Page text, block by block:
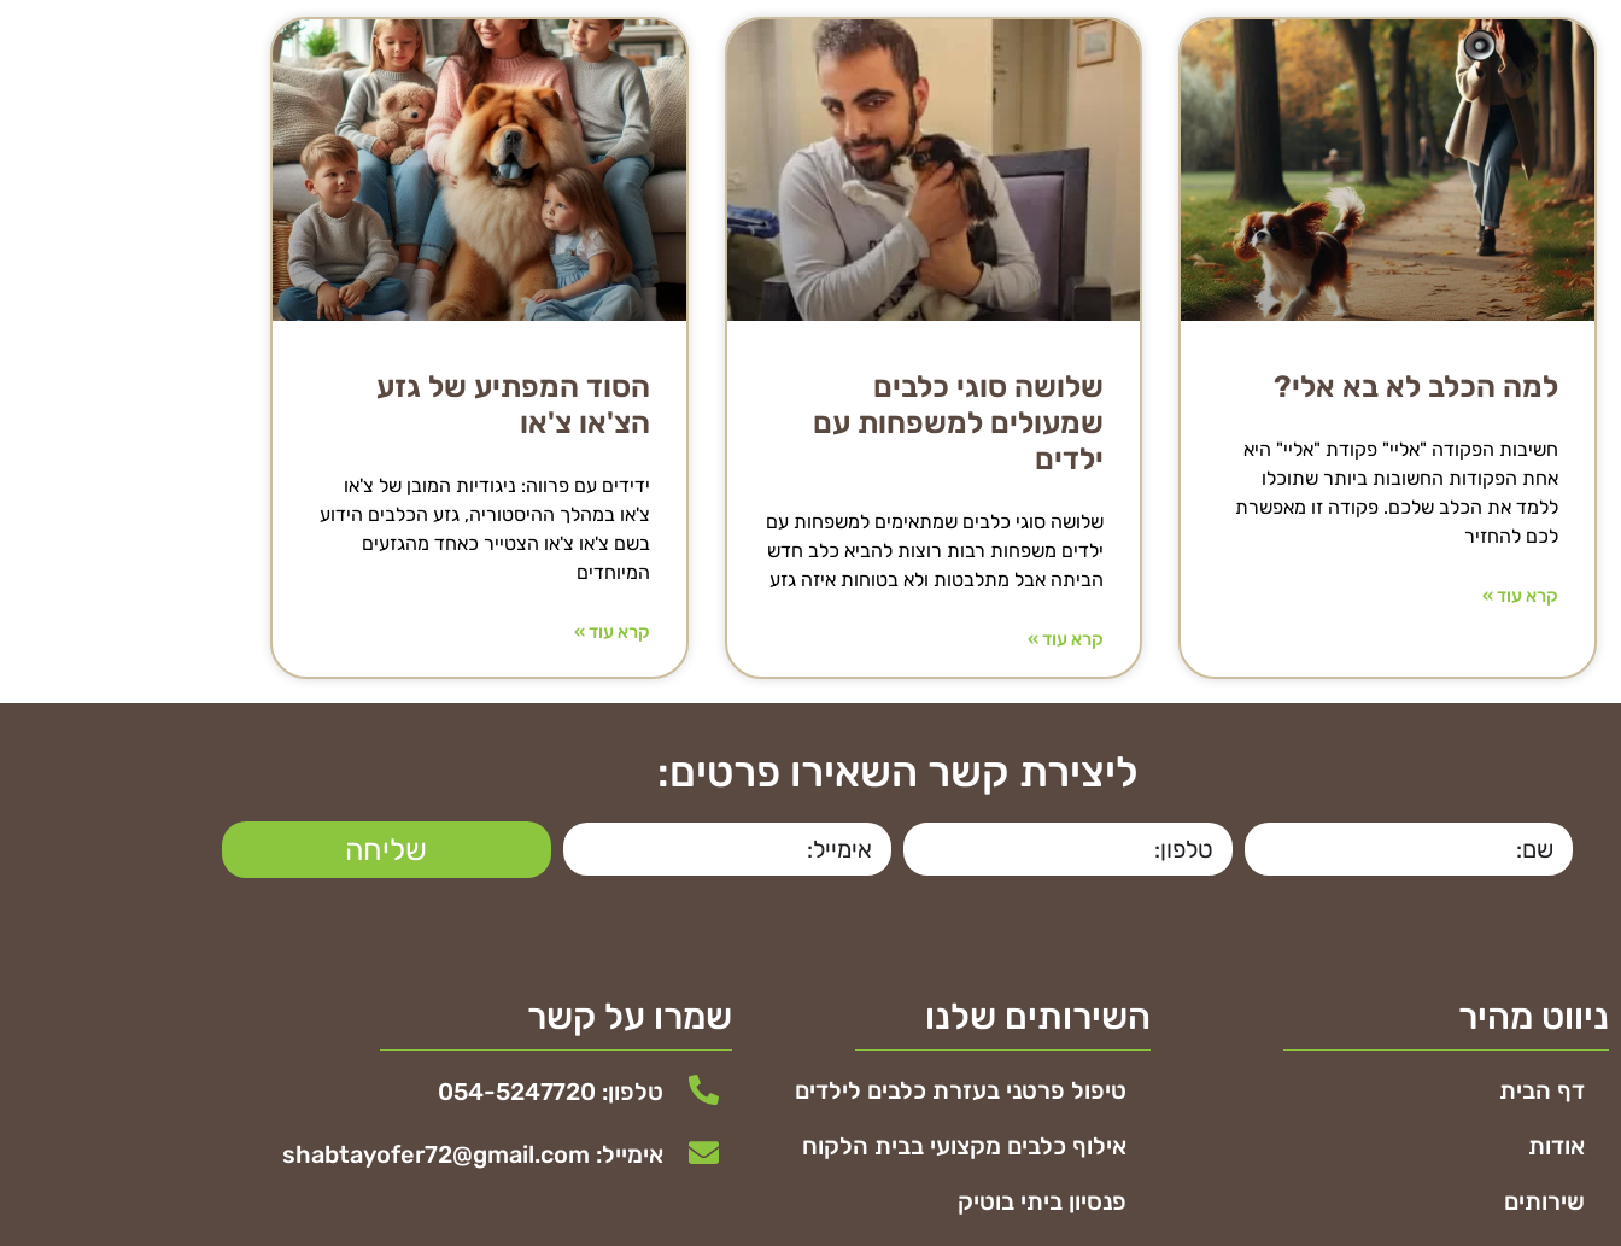
למה הכלב לא בא אלי?
חשיבות הפקודה "אליי" פקודת "אליי" היא
אחת הפקודות החשובות ביותר שתוכלו
ללמד את הכלב שלכם. פקודה זו מאפשרת
לכם להחזיר
קרא עוד »
שלושה סוגי כלבים
שמעולים למשפחות עם
ילדים
שלושה סוגי כלבים שמתאימים למשפחות עם
ילדים משפחות רבות רוצות להביא כלב חדש
הביתה אבל מתלבטות ולא בטוחות איזה גזע
קרא עוד »
הסוד המפתיע של גזע
הצ'או צ'או
ידידים עם פרווה: ניגודיות המובן של צ'או
צ'או במהלך ההיסטוריה, גזע הכלבים הידוע
בשם צ'או צ'או הצטייר כאחד מהגזעים
המיוחדים
קרא עוד »
ליצירת קשר השאירו פרטים:
שליחה
ניווט מהיר
דף הבית
אודות
שירותים
השירותים שלנו
טיפול פרטני בעזרת כלבים לילדים
אילוף כלבים מקצועי בבית הלקוח
פנסיון ביתי בוטיק
שמרו על קשר
טלפון: 054-5247720
אימייל: shabtayofer72@gmail.com